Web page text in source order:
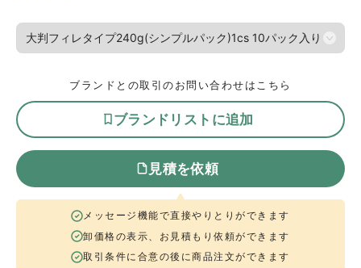
ブランドとの取引のお問い合わせはこちら
ブランドリストに追加
見積を依頼
メッセージ機能で直接やりとりができます
卸価格の表示、お見積もり依頼ができます
取引条件に合意の後に商品注文ができます